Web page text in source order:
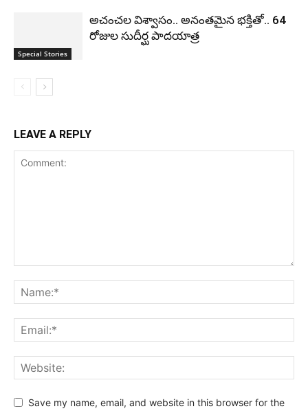
Special Stories
అచంచల విశ్వాసం.. అనంతమైన భక్తితో.. 64
రోజుల సుదీర్ఘ పాదయాత్ర
LEAVE A REPLY
Save my name, email, and website in this browser for the